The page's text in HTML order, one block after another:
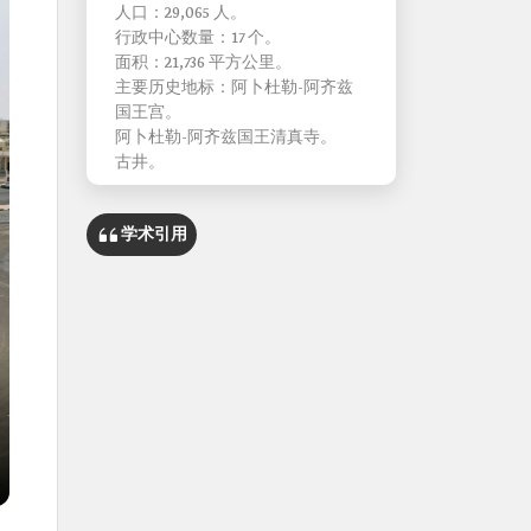
人口：29,065 人。
行政中心数量：17 个。
面积：21,736 平方公里。
主要历史地标：阿卜杜勒-阿齐兹
国王宫。
阿卜杜勒-阿齐兹国王清真寺。
古井。
学术引用